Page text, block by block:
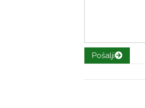
Pošalji